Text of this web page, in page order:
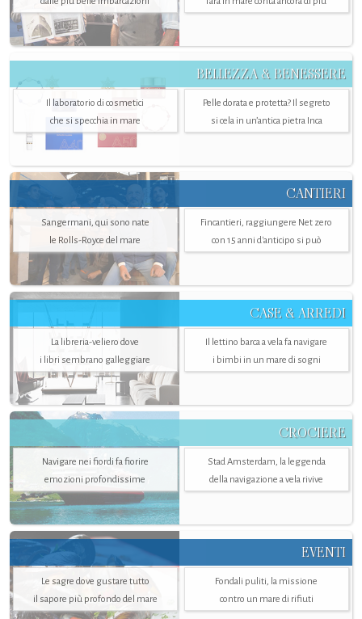
BELLEZZA & BENESSERE
Il laboratorio di cosmetici
che si specchia in mare
Pelle dorata e protetta? Il segreto
si cela in un’antica pietra Inca
CANTIERI
Sangermani, qui sono nate
le Rolls-Royce del mare
Fincantieri, raggiungere Net zero
con 15 anni d'anticipo si può
CASE & ARREDI
La libreria-veliero dove
i libri sembrano galleggiare
Il lettino barca a vela fa navigare
i bimbi in un mare di sogni
CROCIERE
Navigare nei fiordi fa fiorire
emozioni profondissime
Stad Amsterdam, la leggenda
della navigazione a vela rivive
EVENTI
Le sagre dove gustare tutto
il sapore più profondo del mare
Fondali puliti, la missione
contro un mare di rifiuti